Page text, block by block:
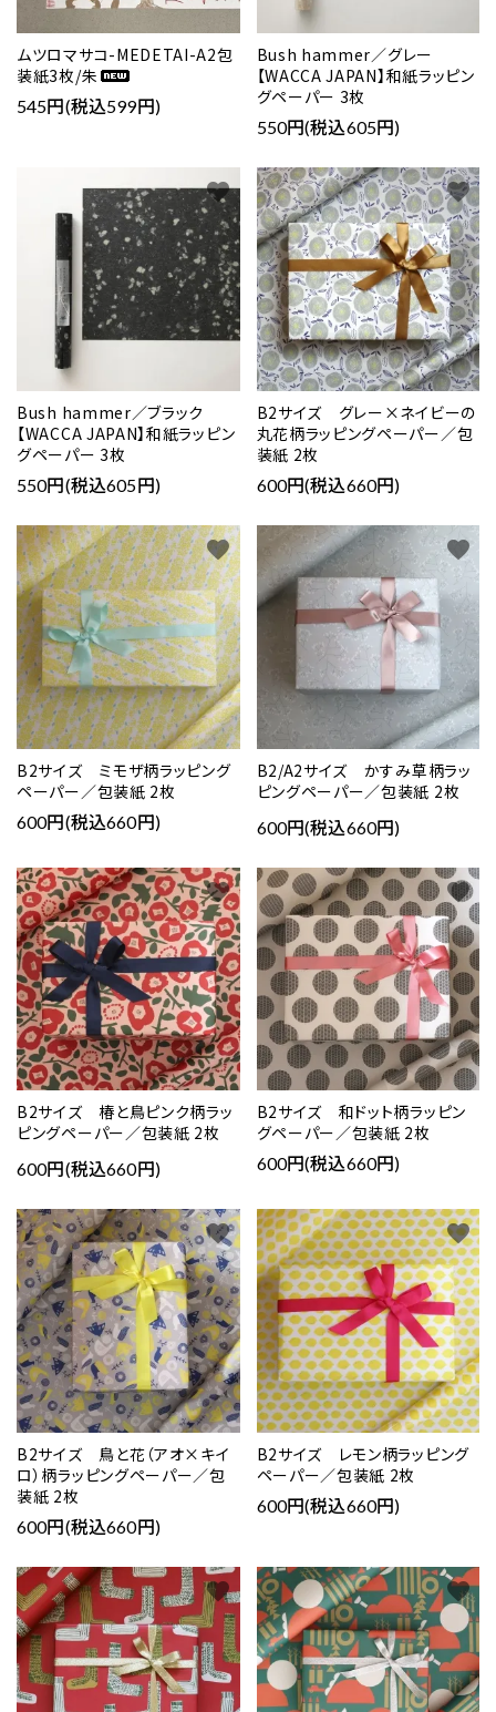
ムツロマサコ-MEDETAI-A2包
装紙3枚/朱
545円(税込599円)
Bush hammer／グレー
【WACCA JAPAN】和紙ラッピン
グペーパー 3枚
550円(税込605円)
Bush hammer／ブラック
【WACCA JAPAN】和紙ラッピン
グペーパー 3枚
550円(税込605円)
favorite
B2サイズ グレー×ネイビーの
丸花柄ラッピングペーパー／包
装紙 2枚
600円(税込660円)
favorite
B2サイズ ミモザ柄ラッピング
ペーパー／包装紙 2枚
600円(税込660円)
favorite
B2/A2サイズ かすみ草柄ラッ
ピングペーパー／包装紙 2枚
600円(税込660円)
favorite
B2サイズ 椿と鳥ピンク柄ラッ
ピングペーパー／包装紙 2枚
600円(税込660円)
favorite
B2サイズ 和ドット柄ラッピン
グペーパー／包装紙 2枚
600円(税込660円)
favorite
B2サイズ 鳥と花（アオ×キイ
ロ）柄ラッピングペーパー／包
装紙 2枚
600円(税込660円)
favorite
B2サイズ レモン柄ラッピング
ペーパー／包装紙 2枚
600円(税込660円)
favorite
favorite favorite
キーワード
カテゴリー
検索する